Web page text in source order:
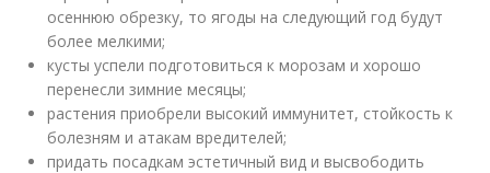
осеннюю обрезку, то ягоды на следующий год будут
более мелкими;
кусты успели подготовиться к морозам и хорошо
перенесли зимние месяцы;
растения приобрели высокий иммунитет, стойкость к
болезням и атакам вредителей;
придать посадкам эстетичный вид и высвободить